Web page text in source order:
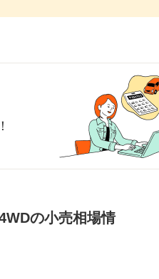
の小売相場情